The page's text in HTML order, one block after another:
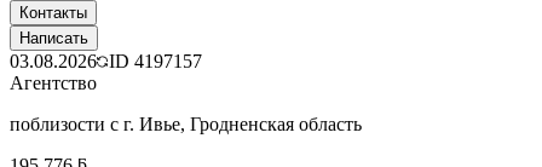
Контакты
Написать
03.08.2026 ID 4197157
Агентство
поблизости с г. Ивье, Гродненская область